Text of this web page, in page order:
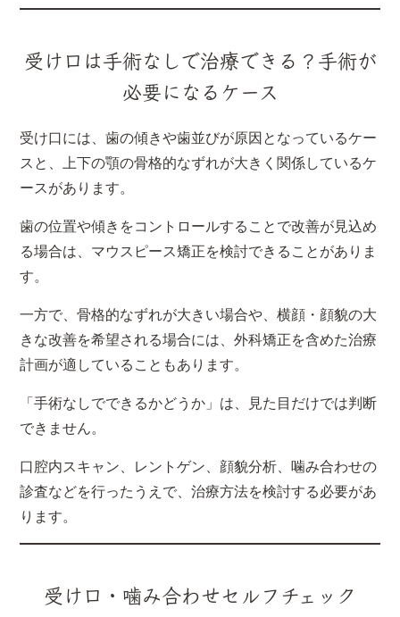
受け口は手術なしで治療できる？手術が
必要になるケース
受け口には、歯の傾きや歯並びが原因となっているケー
スと、上下の顎の骨格的なずれが大きく関係しているケ
ースがあります。
歯の位置や傾きをコントロールすることで改善が見込め
る場合は、マウスピース矯正を検討できることがありま
す。
一方で、骨格的なずれが大きい場合や、横顔・顔貌の大
きな改善を希望される場合には、外科矯正を含めた治療
計画が適していることもあります。
「手術なしでできるかどうか」は、見た目だけでは判断
できません。
口腔内スキャン、レントゲン、顔貌分析、噛み合わせの
診査などを行ったうえで、治療方法を検討する必要があ
ります。
受け口・噛み合わせセルフチェック